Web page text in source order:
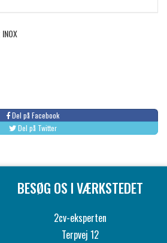
Del på Facebook
Del på Twitter
BESØG OS I VÆRKSTEDET
2cv-eksperten
Terpvej 12